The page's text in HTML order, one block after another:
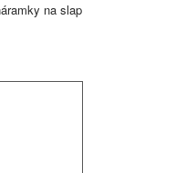
na slap